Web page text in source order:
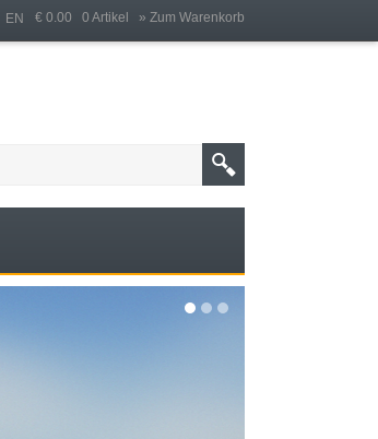
€ 0.00 0 Artikel » Zum Warenkorb
EN